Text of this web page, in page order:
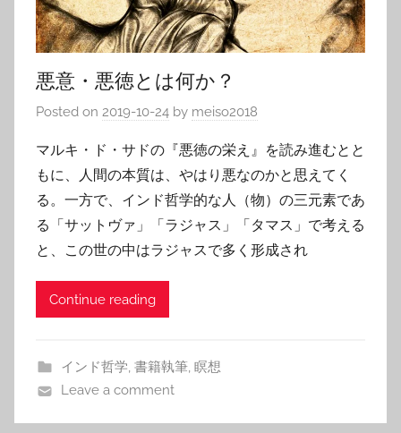
悪意・悪徳とは何か？
Posted on 2019-10-24 by meiso2018
マルキ・ド・サドの『悪徳の栄え』を読み進むとと
もに、人間の本質は、やはり悪なのかと思えてく
る。一方で、インド哲学的な人（物）の三元素であ
る「サットヴァ」「ラジャス」「タマス」で考える
と、この世の中はラジャスで多く形成され
Continue reading
インド哲学, 書籍執筆, 瞑想
Leave a comment